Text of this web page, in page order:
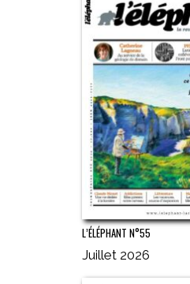
L’ÉLÉPHANT N°55
Juillet 2026